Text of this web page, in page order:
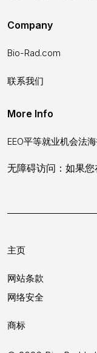
Company
Bio-Rad.com
联系我们
More Info
EEO平等就业机会法
无障碍访问：如果
主页
网站条款
网络安全
商标